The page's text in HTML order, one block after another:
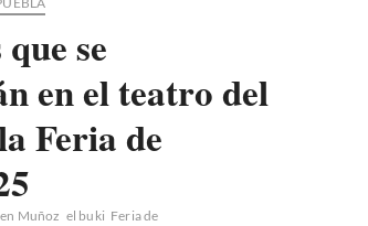
se
en el teatro del
Feria de
Muñoz el buki Feria de